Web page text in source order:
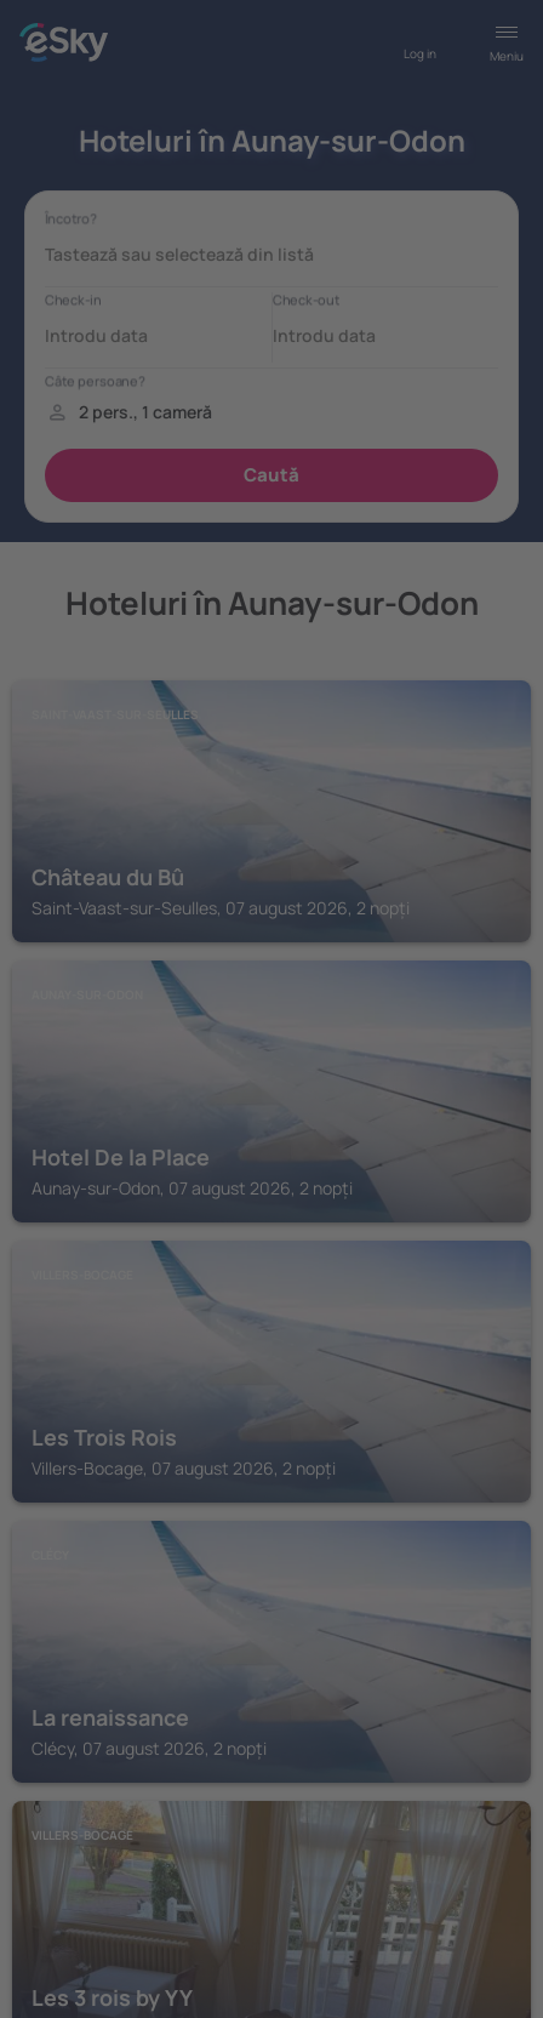
Meniu
Log in
Hoteluri în Aunay-sur-Odon
Hoteluri în Aunay-sur-Odon
SAINT-VAAST-SUR-SEULLES
Château du Bû
Saint-Vaast-sur-Seulles, 07 august 2026, 2 nopți
Hotel De la Place
Aunay-sur-Odon, 07 august 2026, 2 nopți
Les Trois Rois
Villers-Bocage, 07 august 2026, 2 nopți
La renaissance
Clécy, 07 august 2026, 2 nopți
VILLERS-BOCAGE
Les 3 rois by YY